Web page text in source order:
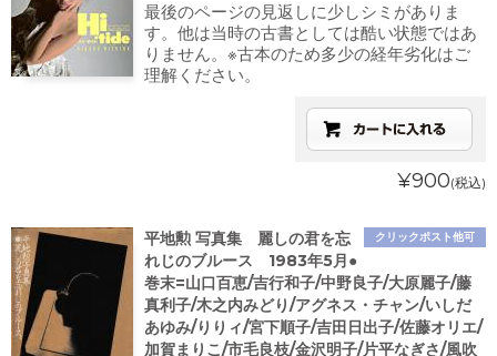
最後のページの見返しに少しシミがありま
す。他は当時の古書としては酷い状態ではあ
りません。※古本のため多少の経年劣化はご
理解ください。
¥900(税込)
クリックポスト他可
平地勲 写真集 麗しの君を忘
れじのブルース 1983年5月●
巻末=山口百恵/吉行和子/中野良子/大原麗子/藤
真利子/木之内みどり/アグネス・チャン/いしだ
あゆみ/りりィ/宮下順子/吉田日出子/佐藤オリエ/
加賀まりこ/市毛良枝/金沢明子/片平なぎさ/風吹